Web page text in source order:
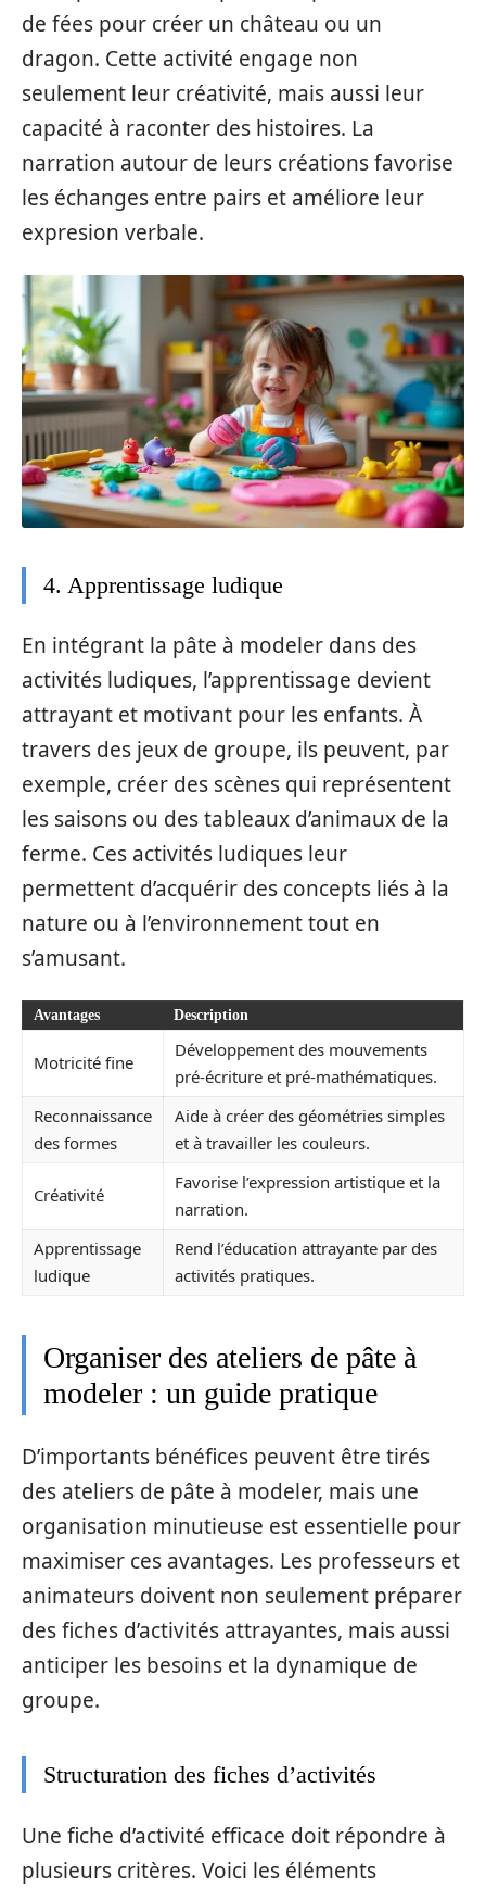
de fées pour créer un château ou un
dragon. Cette activité engage non
seulement leur créativité, mais aussi leur
capacité à raconter des histoires. La
narration autour de leurs créations favorise
les échanges entre pairs et améliore leur
expresion verbale.
4. Apprentissage ludique
En intégrant la pâte à modeler dans des
activités ludiques, l’apprentissage devient
attrayant et motivant pour les enfants. À
travers des jeux de groupe, ils peuvent, par
exemple, créer des scènes qui représentent
les saisons ou des tableaux d’animaux de la
ferme. Ces activités ludiques leur
permettent d’acquérir des concepts liés à la
nature ou à l’environnement tout en
s’amusant.
Avantages Description
Motricité fine
Développement des mouvements
pré-écriture et pré-mathématiques.
Reconnaissance
des formes
Aide à créer des géométries simples
et à travailler les couleurs.
Créativité
Favorise l’expression artistique et la
narration.
Apprentissage
ludique
Rend l’éducation attrayante par des
activités pratiques.
Organiser des ateliers de pâte à
modeler : un guide pratique
D’importants bénéfices peuvent être tirés
des ateliers de pâte à modeler, mais une
organisation minutieuse est essentielle pour
maximiser ces avantages. Les professeurs et
animateurs doivent non seulement préparer
des fiches d’activités attrayantes, mais aussi
anticiper les besoins et la dynamique de
groupe.
Structuration des fiches d’activités
Une fiche d’activité efficace doit répondre à
plusieurs critères. Voici les éléments